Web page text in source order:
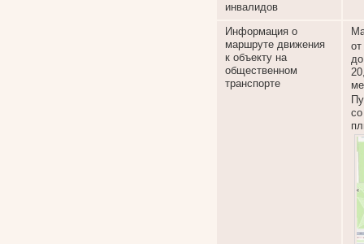
инвалидов
Информация о
маршруте движения
к объекту на
общественном
транспорте